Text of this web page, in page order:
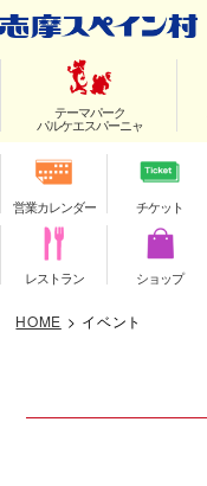
テーマパーク
パルケエスパーニャ
営業カレンダー チケット
レストラン ショップ
HOME > イベント